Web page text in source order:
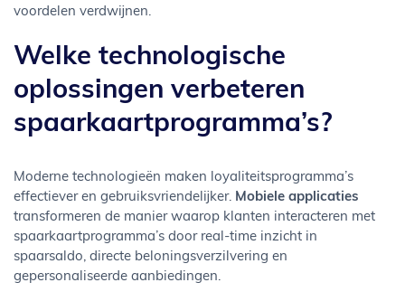
voordelen verdwijnen.
Welke technologische
oplossingen verbeteren
spaarkaartprogramma’s?
Moderne technologieën maken loyaliteitsprogramma’s
effectiever en gebruiksvriendelijker. Mobiele applicaties
transformeren de manier waarop klanten interacteren met
spaarkaartprogramma’s door real-time inzicht in
spaarsaldo, directe beloningsverzilvering en
gepersonaliseerde aanbiedingen.